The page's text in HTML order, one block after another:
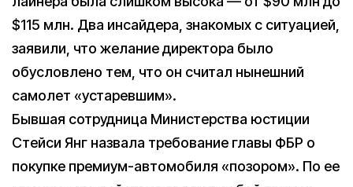
$115 млн. Два инсайдера, знакомых с ситуацией,
заявили, что желание директора было
обусловлено тем, что он считал нынешний
самолет «устаревшим».
Бывшая сотрудница Министерства юстиции
Стейси Янг назвала требование главы ФБР о
покупке премиум-автомобиля «позором». По ее